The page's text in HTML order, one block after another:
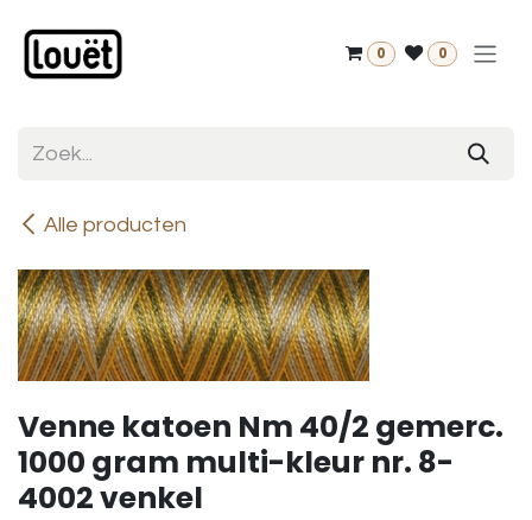
0 0
Alle producten
Venne katoen Nm 40/2 gemerc.
1000 gram multi-kleur nr. 8-
4002 venkel